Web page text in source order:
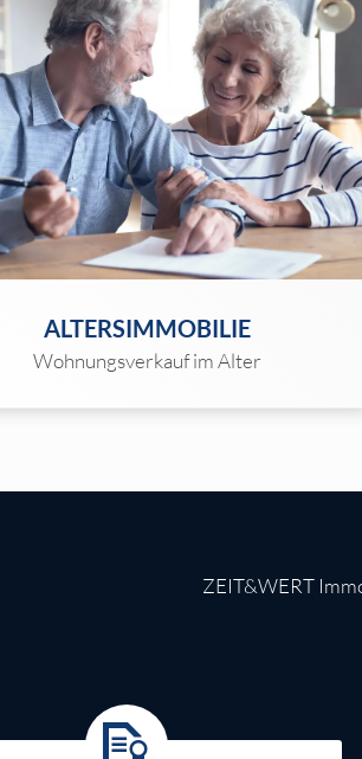
ALTERSIMMOBILIE
Wohnungsverkauf im Alter
ZEIT&WERT